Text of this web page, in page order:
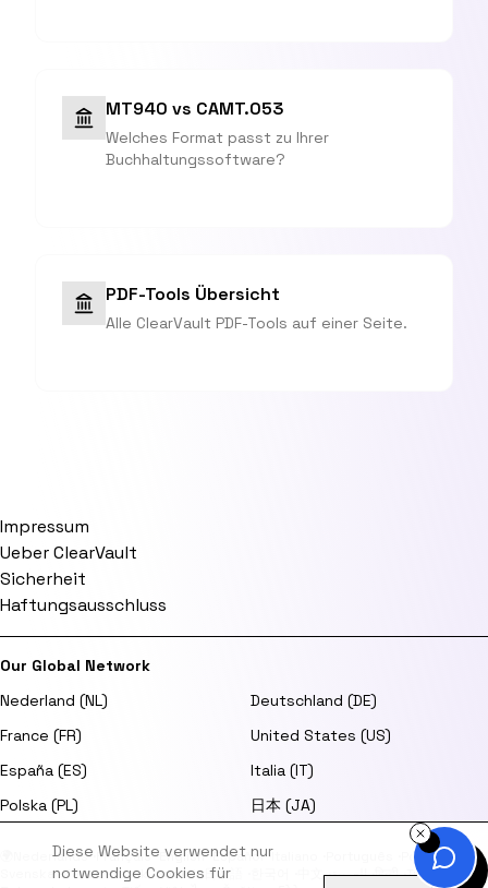
MT940 vs CAMT.053
Welches Format passt zu Ihrer
Buchhaltungssoftware?
PDF-Tools Übersicht
Alle ClearVault PDF-Tools auf einer Seite.
Impressum
Ueber ClearVault
Sicherheit
Haftungsausschluss
Our Global Network
Nederland (NL)
Deutschland (DE)
France (FR)
United States (US)
España (ES)
Italia (IT)
Polska (PL)
日本 (JA)
Nederlands Français · English ·Español · Polski
Svenska ·Dansk ·Norsk ·Suomi · 日本語 ·العربية ·हिन्दी ·Türkçe
Diese Website verwendet nur
notwendige Cookies für